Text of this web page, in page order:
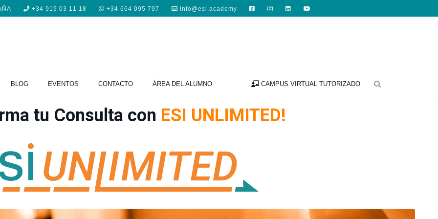
+34 919 03 11 18 +34 664 095 797 info@esi.academy
BLOG EVENTOS CONTACTO ÁREA DEL ALUMNO CAMPUS VIRTUAL TUTORIZADO
más completo en Medicina Integrativa
tu Consulta con ESI UNLIMITED!